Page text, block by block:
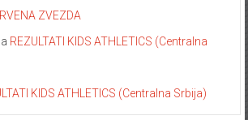
ZVEZDA
REZULTATI KIDS ATHLETICS (Centralna
KIDS ATHLETICS (Centralna Srbija)